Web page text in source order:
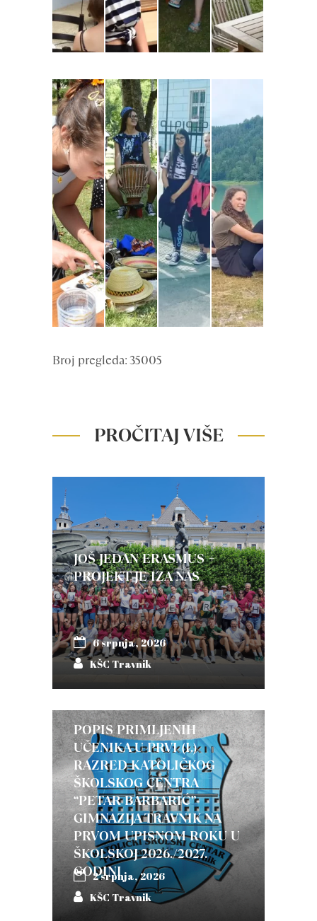
Broj pregleda: 35005
PROČITAJ VIŠE
JOŠ JEDAN ERASMUS +
PROJEKT JE IZA NAS
6 srpnja, 2026
KŠC Travnik
POPIS PRIMLJENIH
UČENIKA U PRVI (I.)
RAZRED KATOLIČKOG
ŠKOLSKOG CENTRA
“PETAR BARBARIĆ”-
GIMNAZIJA TRAVNIK NA
PRVOM UPISNOM ROKU U
ŠKOLSKOJ 2026./2027.
GODINI
2 srpnja, 2026
KŠC Travnik